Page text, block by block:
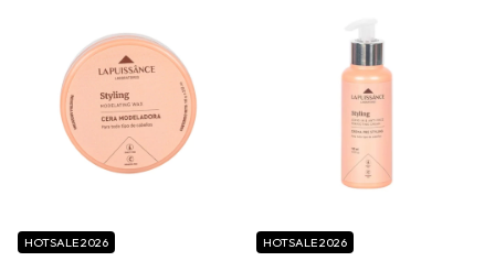
HOTSALE 2026 HOTSALE 2026